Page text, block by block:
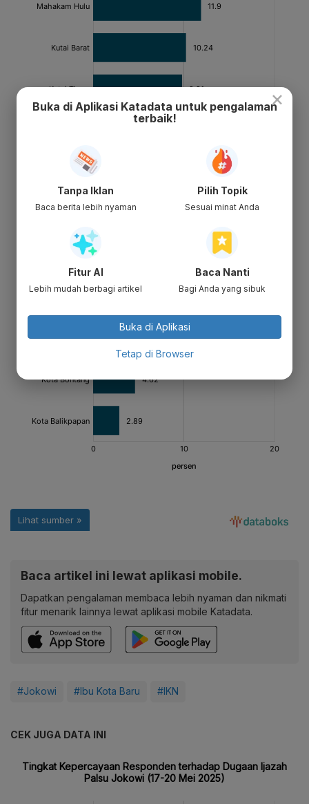
Baca artikel ini lewat aplikasi mobile.
Dapatkan pengalaman membaca lebih nyaman dan nikmati
fitur menarik lainnya lewat aplikasi mobile Katadata.
#Jokowi #Ibu Kota Baru #IKN
CEK JUGA DATA INI
×
Buka di Aplikasi Katadata untuk pengalaman
terbaik!
Tanpa Iklan
Baca berita lebih nyaman
Pilih Topik
Sesuai minat Anda
Fitur AI
Lebih mudah berbagi artikel
Baca Nanti
Bagi Anda yang sibuk
Buka di Aplikasi
Tetap di Browser